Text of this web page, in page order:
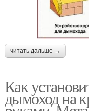
читать дальше →
Как
дымоход на